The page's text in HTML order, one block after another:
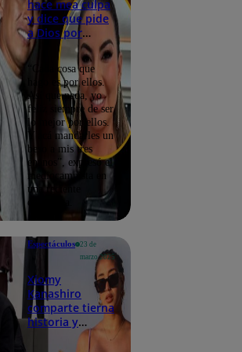
hace mea culpa
y dice que pide
a Dios por
Pamela López
“Cada cosa que
hago es por ellos.
Así que nada, yo
feliz siempre de ser
lo mejor por ellos.
Y acá mandarles un
beso a mis tres
enanos”, expresó el
mediocampista en
una reciente
entrevista.
Espectáculos 23 de
marzo 2025
Xiomy
Kanashiro
comparte tierna
historia y
demuestra su